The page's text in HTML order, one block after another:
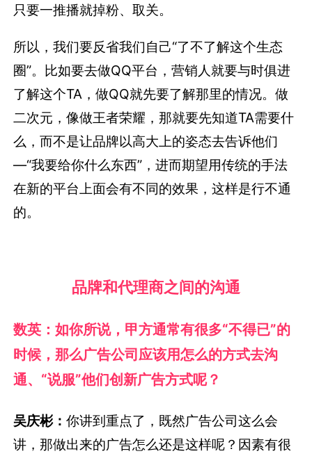
只要一推播就掉粉、取关。
所以，我们要反省我们自己“了不了解这个生态
圈”。比如要去做QQ平台，营销人就要与时俱进
了解这个TA，做QQ就先要了解那里的情况。做
二次元，像做王者荣耀，那就要先知道TA需要什
么，而不是让品牌以高大上的姿态去告诉他们
—“我要给你什么东西”，进而期望用传统的手法
在新的平台上面会有不同的效果，这样是行不通
的。
品牌和代理商之间的沟通
数英：如你所说，甲方通常有很多“不得已”的
时候，那么广告公司应该用怎么的方式去沟
通、“说服”他们创新广告方式呢？
吴庆彬：你讲到重点了，既然广告公司这么会
讲，那做出来的广告怎么还是这样呢？因素有很